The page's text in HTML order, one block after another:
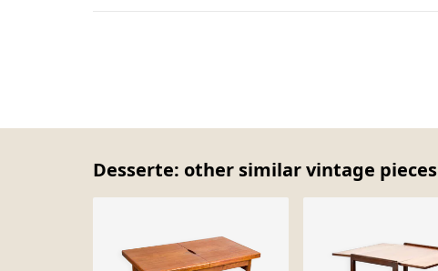
Desserte: other similar vintage pieces